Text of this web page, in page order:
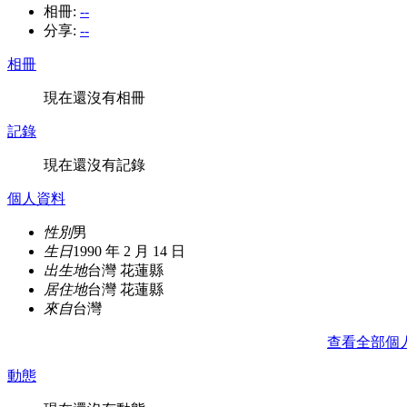
相冊: --
分享: --
相冊
現在還沒有相冊
記錄
現在還沒有記錄
個人資料
性別男
生日1990 年 2 月 14 日
出生地台灣 花蓮縣
居住地台灣 花蓮縣
來自台灣
查看全部個
動態